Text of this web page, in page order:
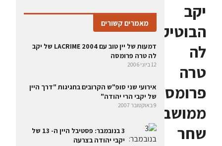
יקב
הבוטיק
לה
טרה
פרומסה
ממושב
שחר
מאמרים קשורים
דמעות של יין טוב עם LACRIME 2004 של יקב
לה טרה פרומסה
12 ביוני 2006
אירועי שני סופ"ש הקרובים בחגיגות "דרך היין
של יקבי הרי יהודה"
9 באוקטובר 2007
3 בנובמבר: פסטיבל היין ה- 13 של
יקבי יהודה בצרעה